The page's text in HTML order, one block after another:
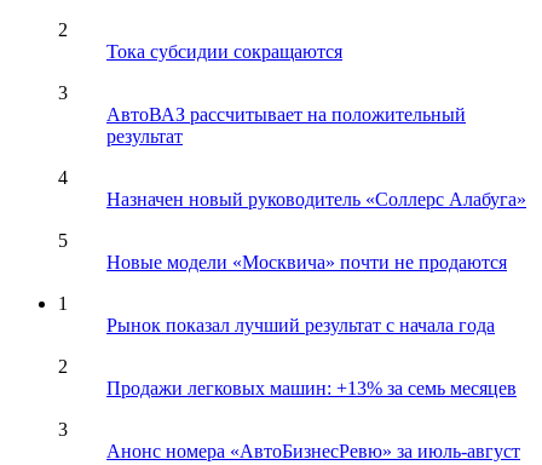
2
Тока субсидии сокращаются
3
АвтоВАЗ рассчитывает на положительный
результат
4
Назначен новый руководитель «Соллерс Алабуга»
5
Новые модели «Москвича» почти не продаются
1
Рынок показал лучший результат с начала года
2
Продажи легковых машин: +13% за семь месяцев
3
Анонс номера «АвтоБизнесРевю» за июль-август